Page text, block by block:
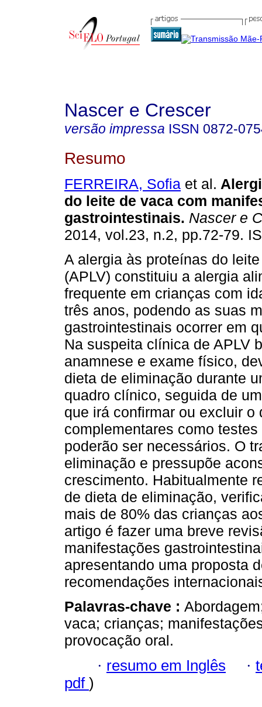
Nascer e Crescer
versão impressa ISSN 0872-
Resumo
FERREIRA, Sofia et al.
do leite de vaca com
gastrointestinais. Nascer e
2014, vol.23, n.2, pp.72-79.
A alergia às proteínas do
(APLV) constituiu a alergia
frequente em crianças com
três anos, podendo as suas
gastrointestinais ocorrer em
Na suspeita clínica de APLV
anamnese e exame físico,
dieta de eliminação durante
quadro clínico, seguida de
que irá confirmar ou excluir
complementares como
poderão ser necessários. O
eliminação e pressupõe
crescimento. Habitualmente
de dieta de eliminação,
mais de 80% das crianças
artigo é fazer uma breve
manifestações
apresentando uma proposta
recomendações
Palavras-chave :
vaca; crianças;
provocação oral.
· resumo em Inglês ·
pdf )